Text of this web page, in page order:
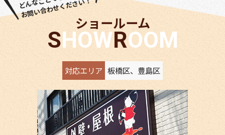
お問い合わせください！
ショールーム
SHOW ROOM
対応エリア 板橋区、豊島区